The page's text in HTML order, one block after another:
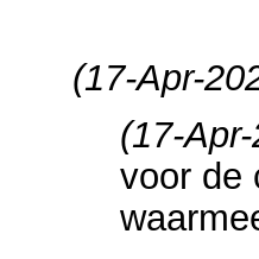
(17-Apr-
(17-
voor de